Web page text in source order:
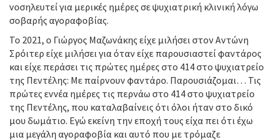
νοσηλευτεί για μερικές ημέρες σε ψυχιατρική κλινική λόγω
σοβαρής αγοραφοβίας.
Το 2021, ο Γιώργος Μαζωνάκης είχε μιλήσει στον Αντώνη
Σρόιτερ είχε μιλήσει για όταν είχε παρουσιαστεί φαντάρος
και είχε περάσει τις πρώτες ημέρες στο 414 στο ψυχιατρείο
της Πεντέλης: Με παίρνουν φαντάρο. Παρουσιάζομαι… Τις
πρώτες εννέα ημέρες τις περνάω στο 414 στο ψυχιατρείο
της Πεντέλης, που καταλαβαίνεις ότι όλοι ήταν στο δικό
μου δωμάτιο. Εγώ εκείνη την εποχή τους είχα πει ότι έχω
μια μεγάλη αγοραφοβία και αυτό που με τρόμαζε